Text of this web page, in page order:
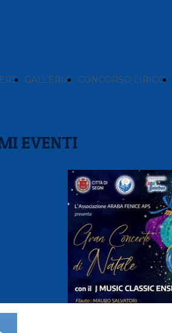
GALLERIA CONCORSO LIRICO
EVENTI